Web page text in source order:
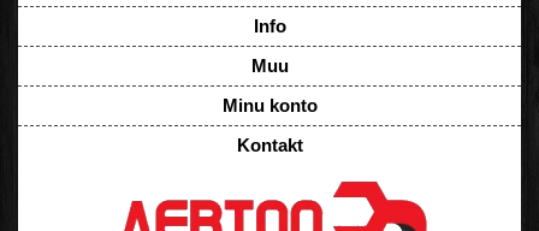
Info
Muu
Minu konto
Kontakt